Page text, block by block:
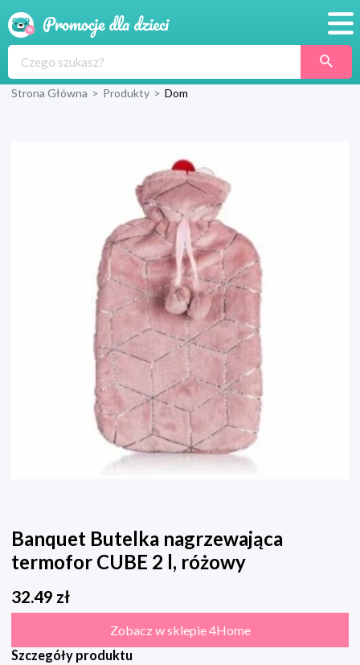
Produkty
Blog
Wyprawka
Strona Główna > Produkty > Dom
Banquet Butelka nagrzewająca
termofor CUBE 2 l, różowy
32.49 zł
Zobacz w sklepie 4Home
Szczegóły produktu